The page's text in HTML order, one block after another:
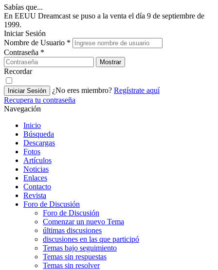
Sabías que...
En EEUU Dreamcast se puso a la venta el día 9 de septiembre de
1999.
Iniciar Sesión
Nombre de Usuario *
Contraseña *
Mostrar
Recordar
Iniciar Sesión ¿No eres miembro? Regístrate aquí
Recupera tu contraseña
Navegación
Inicio
Búsqueda
Descargas
Fotos
Artículos
Noticias
Enlaces
Contacto
Revista
Foro de Discusión
Foro de Discusión
Comenzar un nuevo Tema
últimas discusiones
discusiones en las que participó
Temas bajo seguimiento
Temas sin respuestas
Temas sin resolver